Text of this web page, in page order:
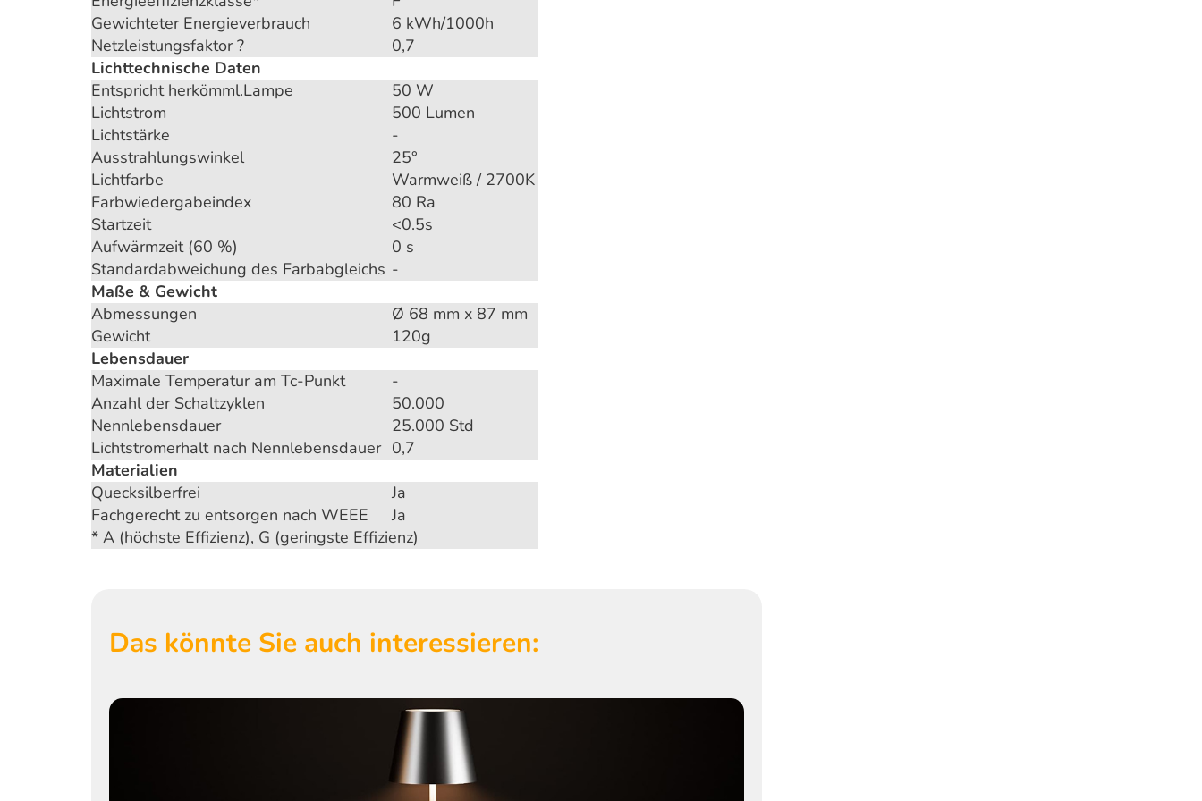
Gewichteter Energieverbrauch
6 kWh/1000h
Netzleistungsfaktor ?
0,7
Lichttechnische Daten
Entspricht herkömml.Lampe
50 W
Lichtstrom
500 Lumen
Lichtstärke
-
Ausstrahlungswinkel
25°
Lichtfarbe
Warmweiß / 2700K
Farbwiedergabeindex
80 Ra
Startzeit
<0.5s
Aufwärmzeit (60 %)
0 s
Standardabweichung des Farbabgleichs -
Maße & Gewicht
Abmessungen
Ø 68 mm x 87 mm
Gewicht
120g
Lebensdauer
Maximale Temperatur am Tc-Punkt
-
Anzahl der Schaltzyklen
50.000
Nennlebensdauer
25.000 Std
Lichtstromerhalt nach Nennlebensdauer 0,7
Materialien
Quecksilberfrei
Ja
Fachgerecht zu entsorgen nach WEEE
Ja
* A (höchste Effizienz), G (geringste Effizienz)
Das könnte Sie auch interessieren: